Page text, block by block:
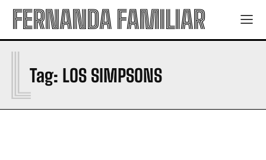
FERNANDA FAMILIAR
Tag: LOS SIMPSONS
L